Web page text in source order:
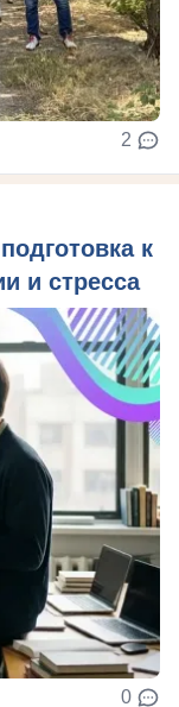
2
к
и стресса
0